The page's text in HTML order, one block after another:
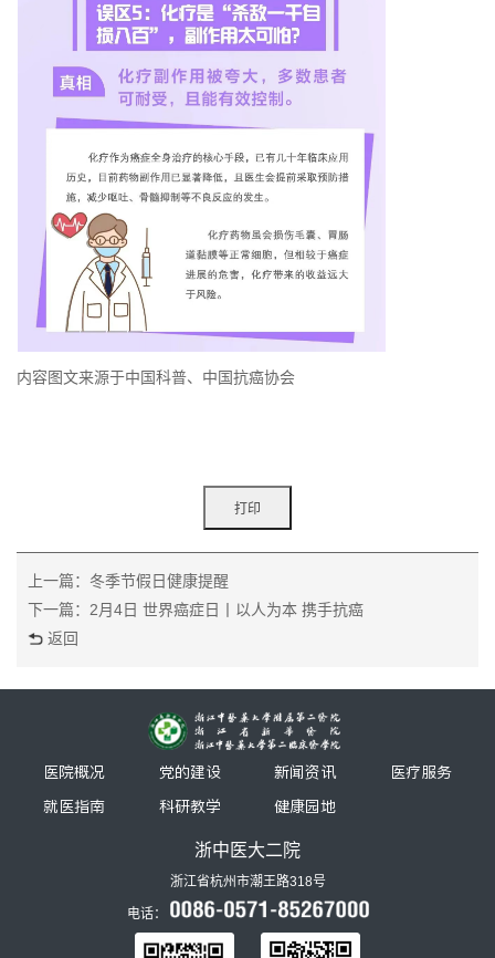
内容图文来源于中国科普、中国抗癌协会
上一篇：冬季节假日健康提醒
下一篇：2月4日 世界癌症日丨以人为本 携手抗癌
返回
医院概况 党的建设 新闻资讯
医疗服务
就医指南
科研教学 健康园地
浙中医大二院
浙江省杭州市潮王路318号
电话：